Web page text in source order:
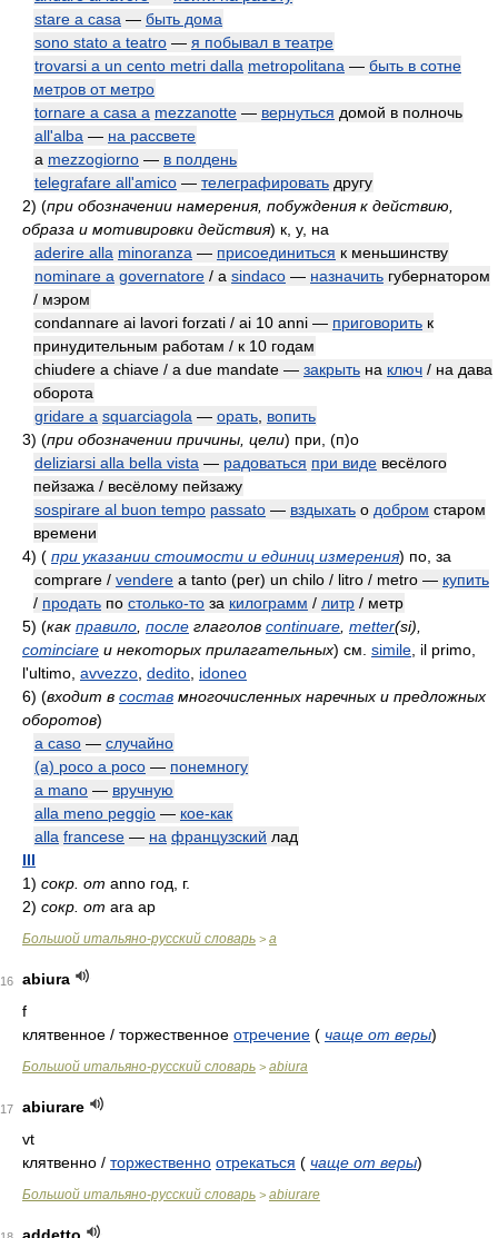
stare a casa — быть дома
sono stato a teatro — я побывал в театре
trovarsi a un cento metri dalla metropolitana — быть в сотне
метров от метро
tornare a casa a mezzanotte — вернуться домой в полночь
all'alba — на рассвете
a mezzogiorno — в полдень
telegrafare all'amico — телеграфировать другу
2) (при обозначении намерения, побуждения к действию,
образа и мотивировки действия) к, у, на
aderire alla minoranza — присоединиться к меньшинству
nominare a governatore / a sindaco — назначить губернатором
/ мэром
condannare ai lavori forzati / ai 10 anni — приговорить к
принудительным работам / к 10 годам
chiudere a chiave / a due mandate — закрыть на ключ / на дава
оборота
gridare a squarciagola — орать вопить
3) (при обозначении причины, цели) при, (п)о
deliziarsi alla bella vista — радоваться при виде весёлого
пейзажа / весёлому пейзажу
sospirare al buon tempo passato — вздыхать о добром старом
времени
4) ( при указании стоимости и единиц измерения) по, за
comprare / vendere a tanto (per) un chilo / litro / metro — купить
/ продать по столько-то за килограмм / литр / метр
5) (как правило после глаголов continuare metter(si),
cominciare и некоторых прилагательных) см. simile , il primo,
l'ultimo, avvezzo dedito idoneo
6) (входит в состав многочисленных наречных и предложных
оборотов)
a caso — случайно
(a) poco a poco — понемногу
a mano — вручную
alla meno peggio — кое-как
alla francese — на французский лад
III
1) сокр. от anno год, г.
2) сокр. от ara ар
Большой итальяно-русский словарь > a
16
abiura
f
клятвенное / торжественное отречение ( чаще от веры)
Большой итальяно-русский словарь > abiura
17
abiurare
vt
клятвенно / торжественно отрекаться ( чаще от веры)
Большой итальяно-русский словарь > abiurare